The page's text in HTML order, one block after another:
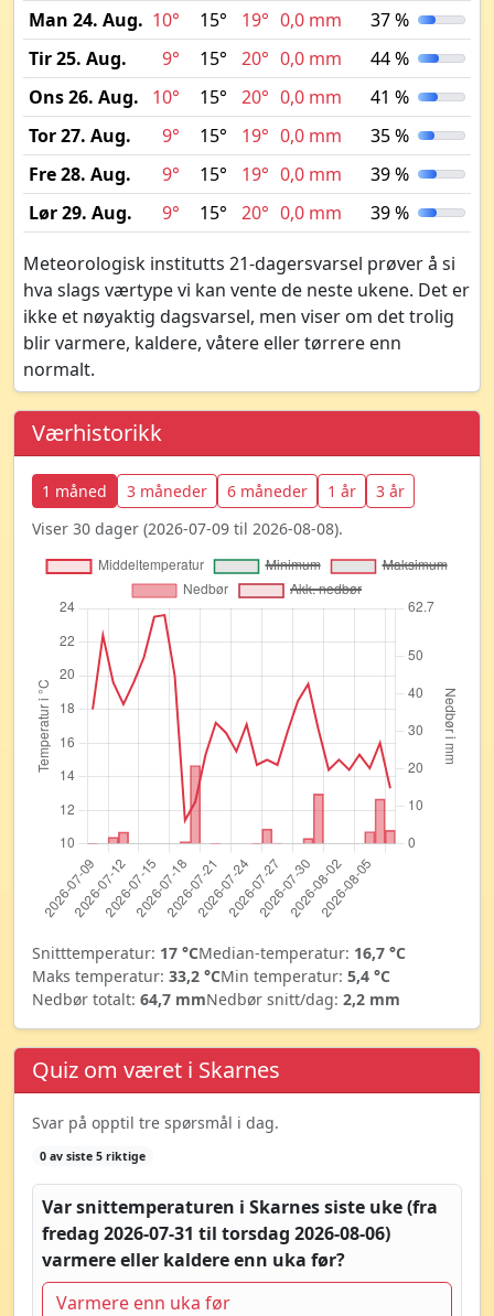
Man 24. Aug. 10° 15° 19° 0,0 mm
37 %
Tir 25. Aug.
9° 15° 20° 0,0 mm
44 %
Ons 26. Aug.
10° 15° 20° 0,0 mm
41 %
Tor 27. Aug.
9° 15° 19° 0,0 mm
35 %
Fre 28. Aug.
9° 15° 19° 0,0 mm
39 %
Lør 29. Aug.
9° 15° 20° 0,0 mm 39 %
Meteorologisk institutts 21-dagersvarsel prøver å si
hva slags værtype vi kan vente de neste ukene. Det er
ikke et nøyaktig dagsvarsel, men viser om det trolig
blir varmere, kaldere, våtere eller tørrere enn
normalt.
Værhistorikk
1 måned 3 måneder 6 måneder 1 år
3 år
Viser 30 dager (2026-07-09 til 2026-08-08).
Snitttemperatur: 17 °CMedian-temperatur: 16,7 °C
Maks temperatur: 33,2 °CMin temperatur: 5,4 °C
Nedbør totalt: 64,7 mmNedbør snitt/dag: 2,2 mm
Quiz om været i Skarnes
Svar på opptil tre spørsmål i dag.
0 av siste 5 riktige
Var snittemperaturen i Skarnes siste uke (fra
fredag 2026-07-31 til torsdag 2026-08-06)
varmere eller kaldere enn uka før?
Varmere enn uka før